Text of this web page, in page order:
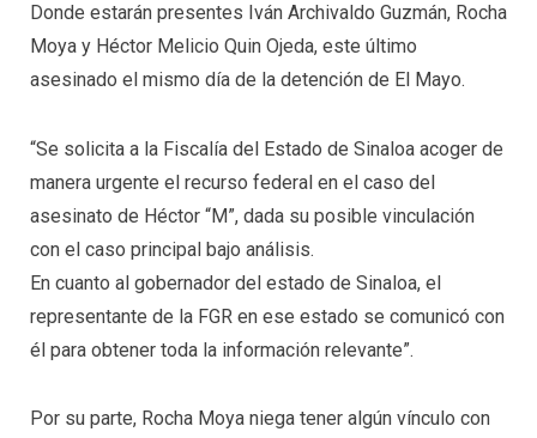
Donde estarán presentes Iván Archivaldo Guzmán, Rocha
Moya y Héctor Melicio Quin Ojeda, este último
asesinado el mismo día de la detención de El Mayo.
“Se solicita a la Fiscalía del Estado de Sinaloa acoger de
manera urgente el recurso federal en el caso del
asesinato de Héctor “M”, dada su posible vinculación
con el caso principal bajo análisis.
En cuanto al gobernador del estado de Sinaloa, el
representante de la FGR en ese estado se comunicó con
él para obtener toda la información relevante”.
Por su parte, Rocha Moya niega tener algún vínculo con